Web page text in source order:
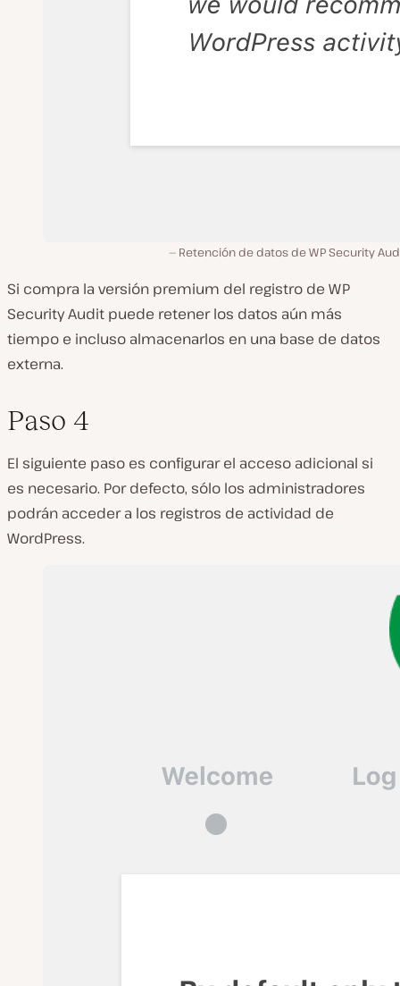
Retención de datos de WP Security
Si compra la versión premium del registro de WP
Security Audit puede retener los datos aún más
tiempo e incluso almacenarlos en una base de datos
externa.
Paso 4
El siguiente paso es configurar el acceso adicional si
es necesario. Por defecto, sólo los administradores
podrán acceder a los registros de actividad de
WordPress.